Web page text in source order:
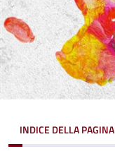
INDICE DELLA PAGINA